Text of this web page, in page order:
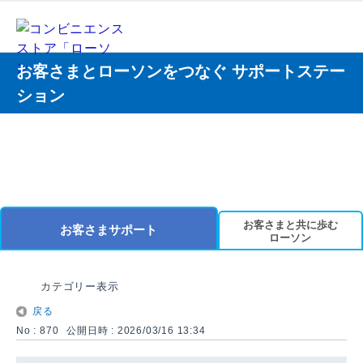
お客さまとローソンをつなぐ サポートステー
ション
お客さまサポート
お客さまと共に歩む
ローソン
カテゴリー表示
戻る
No : 870
公開日時 : 2026/03/16 13:34